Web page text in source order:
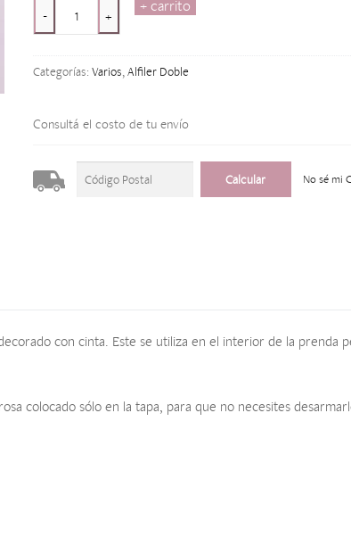
Argenté
- +
+ carrito
Categorías: Varios,Alfiler Doble
Consultá el costo de tu envío
No sé mi
con cinta. Este se utiliza en el interior de la prenda
colocado sólo en la tapa, para que no necesites